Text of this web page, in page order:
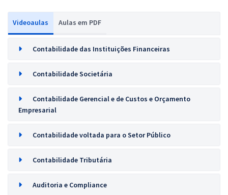
Videoaulas Aulas em PDF
Contabilidade das Instituições Financeiras
Contabilidade Societária
Contabilidade Gerencial e de Custos e Orçamento
Empresarial
Contabilidade voltada para o Setor Público
Contabilidade Tributária
Auditoria e Compliance